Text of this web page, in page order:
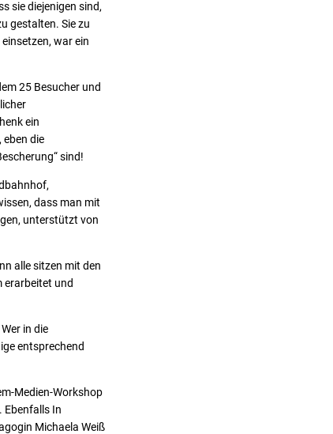
sie diejenigen sind,
gestalten. Sie zu
war ein
25 Besucher und
ein
eben die
sind!
dass man mit
unterstützt von
alle sitzen mit den
erarbeitet und
in die
entsprechend
Medien-Workshop
Ebenfalls In
Michaela Weiß